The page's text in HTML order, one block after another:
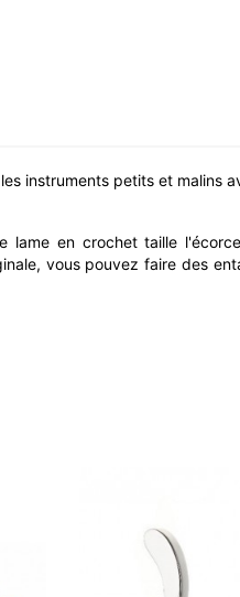
instruments petits et malins
lame en crochet taille
vous pouvez faire des